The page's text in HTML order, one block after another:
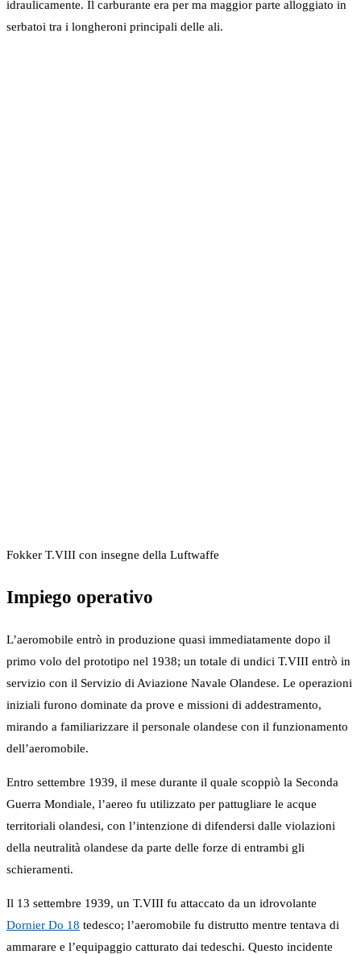
idraulicamente. Il carburante era per ma maggior parte alloggiato in
serbatoi tra i longheroni principali delle ali.
Fokker T.VIII con insegne della Luftwaffe
Impiego operativo
L’aeromobile entrò in produzione quasi immediatamente dopo il
primo volo del prototipo nel 1938; un totale di undici T.VIII entrò in
servizio con il Servizio di Aviazione Navale Olandese. Le operazioni
iniziali furono dominate da prove e missioni di addestramento,
mirando a familiarizzare il personale olandese con il funzionamento
dell’aeromobile.
Entro settembre 1939, il mese durante il quale scoppiò la Seconda
Guerra Mondiale, l’aereo fu utilizzato per pattugliare le acque
territoriali olandesi, con l’intenzione di difendersi dalle violazioni
della neutralità olandese da parte delle forze di entrambi gli
schieramenti.
Il 13 settembre 1939, un T.VIII fu attaccato da un idrovolante
Dornier Do 18 tedesco; l’aeromobile fu distrutto mentre tentava di
ammarare e l’equipaggio catturato dai tedeschi. Questo incidente